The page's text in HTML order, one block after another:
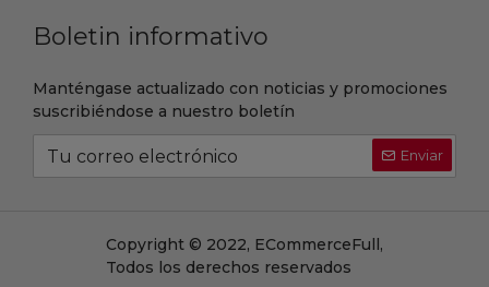
Boletin informativo
Manténgase actualizado con noticias y promociones
suscribiéndose a nuestro boletín
Enviar
Copyright © 2022, ECommerceFull,
Todos los derechos reservados